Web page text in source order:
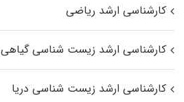
کارشناسی ارشد ریاضی
کارشناسی ارشد زیست‌ شناسی گیاهی
کارشناسی ارشد زیست‌ شناسی دریا